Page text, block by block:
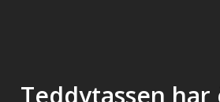
Teddytassen